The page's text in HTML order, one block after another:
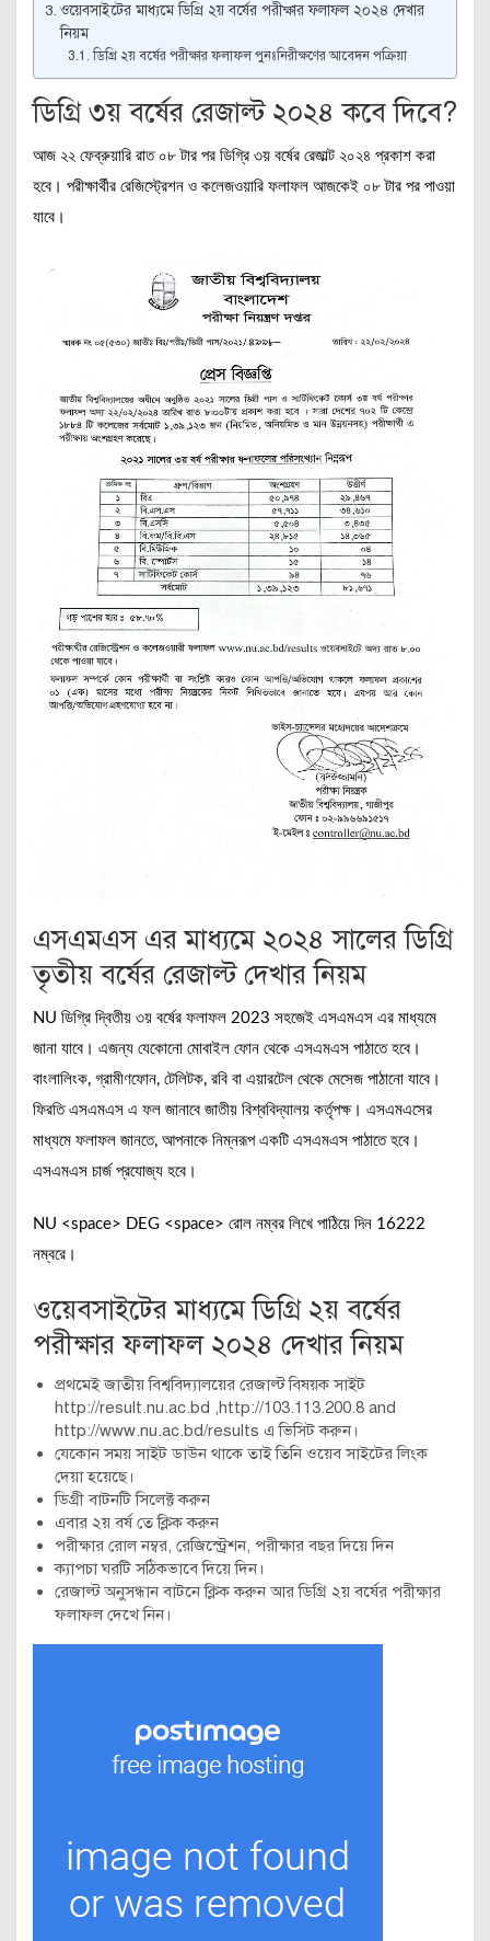
ওয়েবসাইটের মাধ্যমে ডিগ্রি ২য় বর্ষের পরীক্ষার ফলাফল ২০২৪ দেখার
নিয়ম
ডিগ্রি ২য় বর্ষের পরীক্ষার ফলাফল পুনঃনিরীক্ষণের আবেদন পক্রিয়া
ডিগ্রি ৩য় বর্ষের রেজাল্ট ২০২৪ কবে দিবে?
আজ ২২ ফেব্রুয়ারি রাত ০৮ টার পর ডিগ্রি ৩য় বর্ষের রেজাল্ট ২০২৪ প্রকাশ করা
হবে। পরীক্ষার্থীর রেজিস্ট্রেশন ও কলেজওয়ারি ফলাফল আজকেই ০৮ টার পর পাওয়া
যাবে।
এসএমএস এর মাধ্যমে ২০২৪ সালের ডিগ্রি
তৃতীয় বর্ষের রেজাল্ট দেখার নিয়ম
NU ডিগ্রি দ্বিতীয় ৩য় বর্ষের ফলাফল 2023 সহজেই এসএমএস এর মাধ্যমে
জানা যাবে। এজন্য যেকোনো মোবাইল ফোন থেকে এসএমএস পাঠাতে হবে।
বাংলালিংক, গ্রামীণফোন, টেলিটক, রবি বা এয়ারটেল থেকে মেসেজ পাঠানো যাবে।
ফিরতি এসএমএস এ ফল জানাবে জাতীয় বিশ্ববিদ্যালয় কর্তৃপক্ষ। এসএমএসের
মাধ্যমে ফলাফল জানতে, আপনাকে নিম্নরূপ একটি এসএমএস পাঠাতে হবে।
এসএমএস চার্জ প্রযোজ্য হবে।
NU <space> DEG <space> রোল নম্বর লিখে পাঠিয়ে দিন 16222
নম্বরে।
ওয়েবসাইটের মাধ্যমে ডিগ্রি ২য় বর্ষের
পরীক্ষার ফলাফল ২০২৪ দেখার নিয়ম
প্রথমেই জাতীয় বিশ্ববিদ্যালয়ের রেজাল্ট বিষয়ক সাইট
http://result.nu.ac.bd ,http://103.113.200.8 and
http://www.nu.ac.bd/results এ ভিসিট করুন।
যেকোন সময় সাইট ডাউন থাকে তাই তিনি ওয়েব সাইটের লিংক
দেয়া হয়েছে।
ডিগ্রী বাটনটি সিলেক্ট করুন
এবার ২য় বর্ষ তে ক্লিক করুন
পরীক্ষার রোল নম্বর, রেজিস্ট্রেশন, পরীক্ষার বছর দিয়ে দিন
ক্যাপচা ঘরটি সঠিকভাবে দিয়ে দিন।
রেজাল্ট অনুসন্ধান বাটনে ক্লিক করুন আর ডিগ্রি ২য় বর্ষের পরীক্ষার
ফলাফল দেখে নিন।